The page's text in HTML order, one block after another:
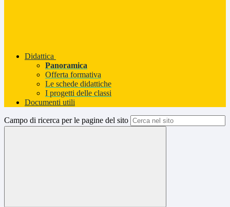
Didattica
Panoramica
Offerta formativa
Le schede didattiche
I progetti delle classi
Documenti utili
Campo di ricerca per le pagine del sito